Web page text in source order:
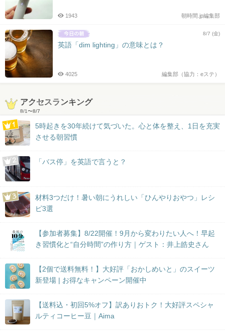
朝時間.jp編集部
1943
8/7 (金)
英語「dim lighting」の意味とは？
編集部（協力：eステ）
4025
アクセスランキング
8/1〜8/7
5時起きを30年続けて気づいた。心と体を整え、1日を充実
させる朝習慣
「バス停」を英語で言うと？
材料3つだけ！暑い朝にうれしい「ひんやりおやつ」レシ
ピ3選
【参加者募集】8/22開催！9月から変わりたい人へ！早起
き習慣化と“自分時間”の作り方｜ゲスト：井上皓史さん
【2個で送料無料！】大好評「おかしめいと」のスイーツ
新登場 | お得なキャンペーン開催中
【送料込・初回5%オフ】訳ありおトク！大好評スペシャ
ルティコーヒー豆｜Aima